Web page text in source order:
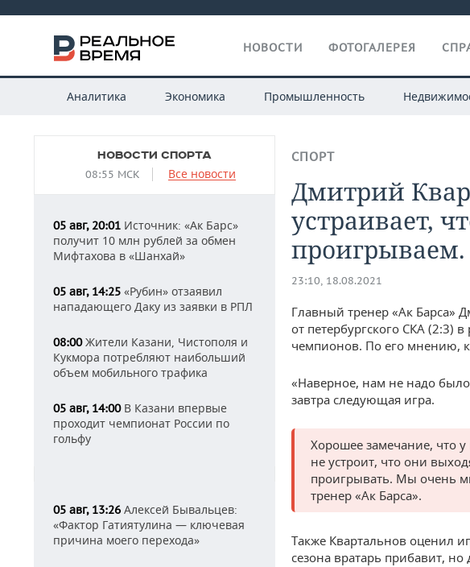
НОВОСТИ ФОТОГАЛЕРЕЯ
Аналитика Экономика Промышленность
НОВОСТИ СПОРТА
08:55 МСК Все новости
05 авг, 20:01 Источник: «Ак Барс»
получит 10 млн рублей за обмен
Мифтахова в «Шанхай»
05 авг, 14:25 «Рубин» отзаявил
нападающего Даку из заявки в РПЛ
08:00Жители Казани, Чистополя и
Кукмора потребляют наибольший
объем мобильного трафика
05 авг, 14:00В Казани впервые
проходит чемпионат России по
гольфу
05 авг, 13:26 Алексей Бывальцев:
«Фактор Гатиятулина — ключевая
причина моего перехода»
СПОРТ
Дмитрий
устраивает,
проигрываем.
23:10, 18.08.2021
Главный тренер «Ак Барса»
от петербургского СКА (2:3)
чемпионов. По его мнению,
«Наверное, нам не надо
завтра следующая игра.
Хорошее замечание, что
не устроит, что они
проигрывать. Мы очень
тренер «Ак Барса».
Также Квартальнов оценил
сезона вратарь прибавит, но